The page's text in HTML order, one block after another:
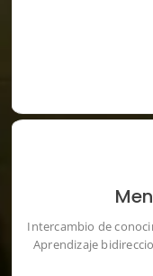
Intercambio de
Aprendizaje
Aprendizaje